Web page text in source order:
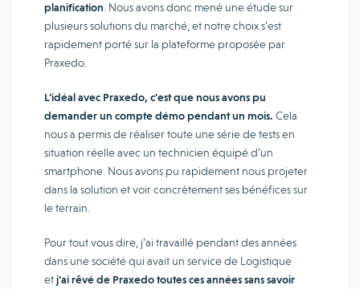
planification . Nous avons donc mené une étude sur
plusieurs solutions du marché, et notre choix s’est
rapidement porté sur la plateforme proposée par
Praxedo.
L’idéal avec Praxedo, c’est que nous avons pu
demander un compte démo pendant un mois. Cela
nous a permis de réaliser toute une série de tests en
situation réelle avec un technicien équipé d’un
smartphone. Nous avons pu rapidement nous projeter
dans la solution et voir concrètement ses bénéfices sur
le terrain.
Pour tout vous dire, j’ai travaillé pendant des années
dans une société qui avait un service de Logistique
etj’ai rêvé de Praxedo toutes ces années sans savoir